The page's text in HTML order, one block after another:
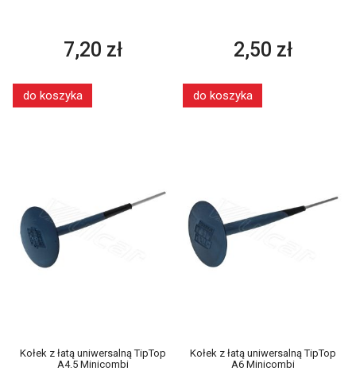
7,20 zł
do koszyka
2,50 zł
do koszyka
Kołek z łatą uniwersalną TipTop
A4.5 Minicombi
Kołek z łatą uniwersalną TipTop
A6 Minicombi